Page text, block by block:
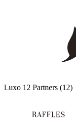
Luxo 12 Partners (12)